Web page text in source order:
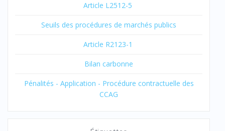
Article L2512-5
Seuils des procédures de marchés publics
Article R2123-1
Bilan carbonne
Pénalités - Application - Procédure contractuelle des
CCAG